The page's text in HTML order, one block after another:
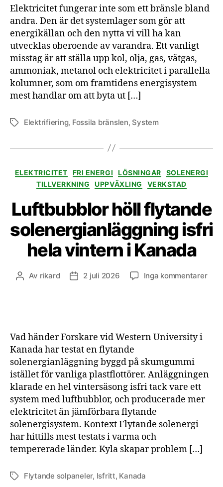
Elektricitet fungerar inte som ett bränsle bland
andra. Den är det systemlager som gör att
energikällan och den nytta vi vill ha kan
utvecklas oberoende av varandra. Ett vanligt
misstag är att ställa upp kol, olja, gas, vätgas,
ammoniak, metanol och elektricitet i parallella
kolumner, som om framtidens energisystem
mest handlar om att byta ut […]
EtiketterElektrifiering, Fossila bränslen, System
Kategorier
ELEKTRICITET FRI ENERGI LÖSNINGAR
SOLENERGI
TILLVERKNING
UPPVÄXLING VERKSTAD
Luftbubblor höll flytande
solenergianläggning isfri
hela vintern i Kanada
Inläggsförfattare
Av rikard Inläggsdatum
2 juli 2026 Inga kommentarertill
Vad händer Forskare vid Western University i
Kanada har testat en flytande
solenergianläggning byggd på skumgummi
istället för vanliga plastflottörer. Anläggningen
klarade en hel vintersäsong isfri tack vare ett
system med luftbubblor, och producerade mer
elektricitet än jämförbara flytande
solenergisystem. Kontext Flytande solenergi
har hittills mest testats i varma och
tempererade länder. Kyla skapar problem […]
EtiketterFlytande solpaneler, Isfritt, Kanada